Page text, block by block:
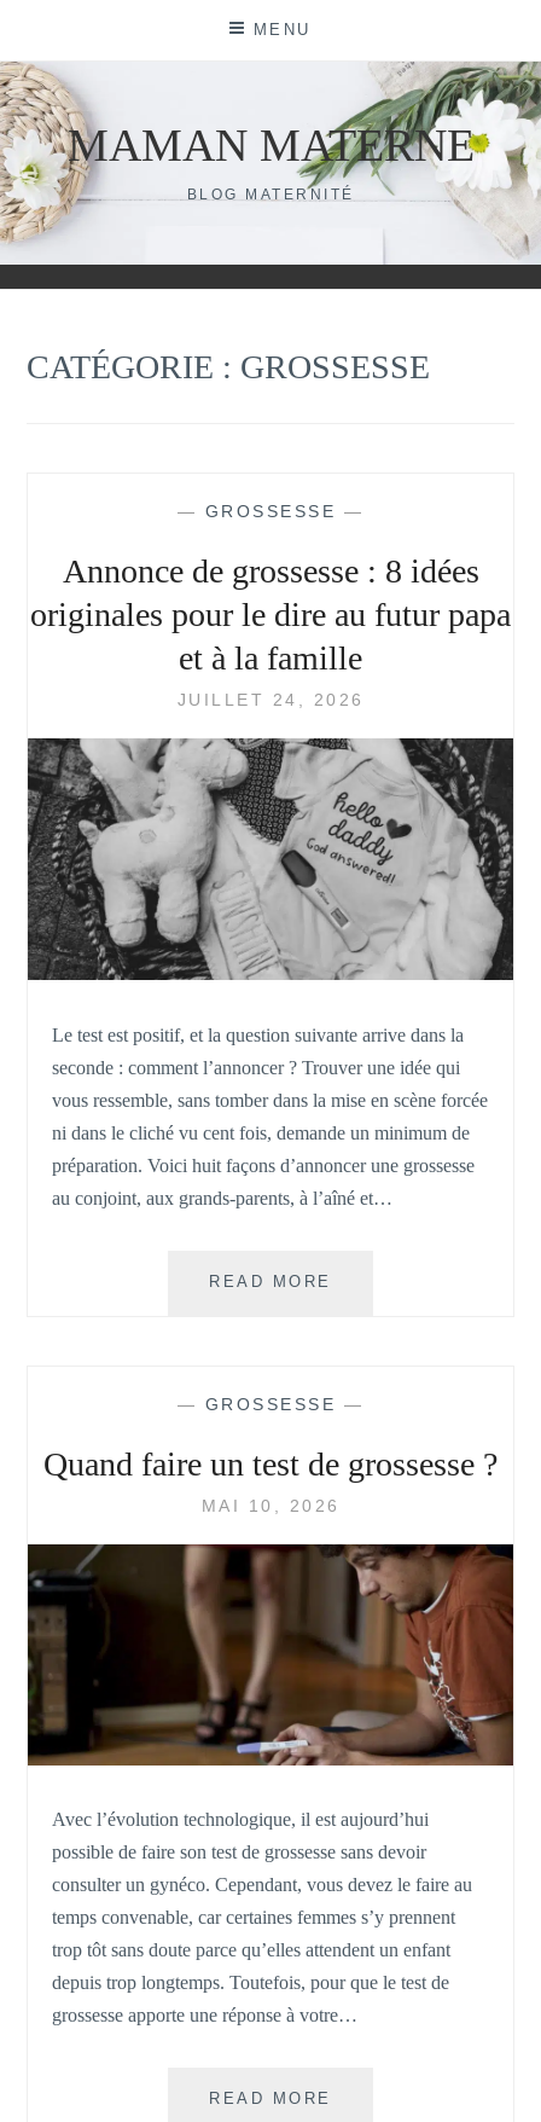
content
MENU
MAMAN MATERNE
BLOG MATERNITÉ
CATÉGORIE : GROSSESSE
— GROSSESSE —
Annonce de grossesse : 8 idées
originales pour le dire au futur papa
et à la famille
JUILLET 24, 2026
Le test est positif, et la question suivante arrive dans la
seconde : comment l’annoncer ? Trouver une idée qui
vous ressemble, sans tomber dans la mise en scène forcée
ni dans le cliché vu cent fois, demande un minimum de
préparation. Voici huit façons d’annoncer une grossesse
au conjoint, aux grands-parents, à l’aîné et…
READ MORE
IDÉES
POUR
AU
FUTUR
PAPA
À
FAMILLE
— GROSSESSE —
Quand faire un test de grossesse ?
MAI 10, 2026
Avec l’évolution technologique, il est aujourd’hui
possible de faire son test de grossesse sans devoir
consulter un gynéco. Cependant, vous devez le faire au
temps convenable, car certaines femmes s’y prennent
trop tôt sans doute parce qu’elles attendent un enfant
depuis trop longtemps. Toutefois, pour que le test de
grossesse apporte une réponse à votre…
READ MORE